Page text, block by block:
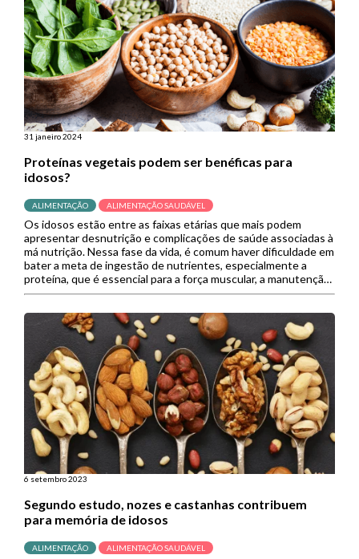
31 janeiro 2024
Proteínas vegetais podem ser benéficas para
idosos?
ALIMENTAÇÃO ALIMENTAÇÃO SAUDÁVEL
Os idosos estão entre as faixas etárias que mais podem
apresentar desnutrição e complicações de saúde associadas à
má nutrição. Nessa fase da vida, é comum haver dificuldade em
bater a meta de ingestão de nutrientes, especialmente a
proteína, que é essencial para a força muscular, a manutenção
das atividades diárias e a qualidade de […]
6 setembro 2023
Segundo estudo, nozes e castanhas contribuem
para memória de idosos
ALIMENTAÇÃO ALIMENTAÇÃO SAUDÁVEL